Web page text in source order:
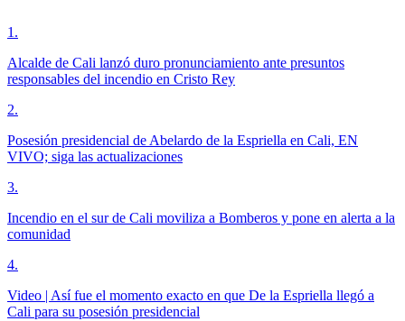
1 .
Alcalde de Cali lanzó duro pronunciamiento ante presuntos
responsables del incendio en Cristo Rey
2.
Posesión presidencial de Abelardo de la Espriella en Cali, EN
VIVO; siga las actualizaciones
3.
Incendio en el sur de Cali moviliza a Bomberos y pone en alerta a la
comunidad
4.
Video | Así fue el momento exacto en que De la Espriella llegó a
Cali para su posesión presidencial